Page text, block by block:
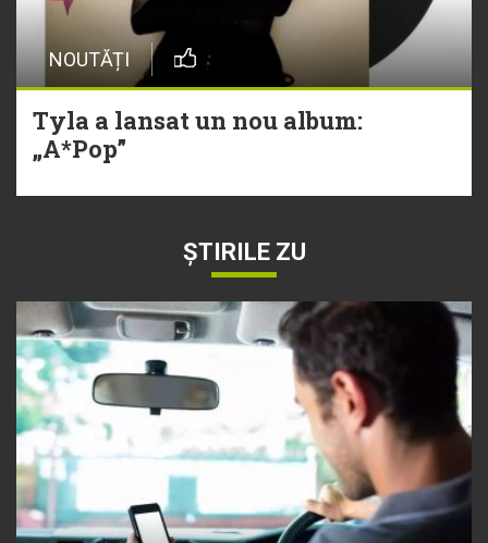
NOUTĂȚI
Tyla a lansat un nou album:
„A*Pop”
ȘTIRILE ZU